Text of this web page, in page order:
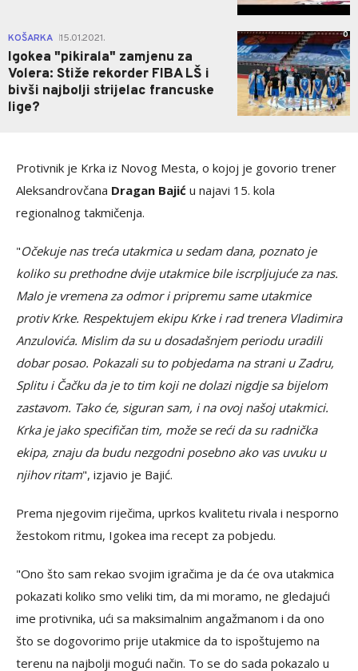
KOŠARKA 15.01.2021.
Igokea "pikirala" zamjenu za
Volera: Stiže rekorder FIBA LŠ i
bivši najbolji strijelac francuske
lige?
0
Protivnik je Krka iz Novog Mesta, o kojoj je govorio trener
Aleksandrovčana Dragan Bajić u najavi 15. kola
regionalnog takmičenja.
"Očekuje nas treća utakmica u sedam dana, poznato je
koliko su prethodne dvije utakmice bile iscrpljujuće za nas.
Malo je vremena za odmor i pripremu same utakmice
protiv Krke. Respektujem ekipu Krke i rad trenera Vladimira
Anzulovića. Mislim da su u dosadašnjem periodu uradili
dobar posao. Pokazali su to pobjedama na strani u Zadru,
Splitu i Čačku da je to tim koji ne dolazi nigdje sa bijelom
zastavom. Tako će, siguran sam, i na ovoj našoj utakmici.
Krka je jako specifičan tim, može se reći da su radnička
ekipa, znaju da budu nezgodni posebno ako vas uvuku u
njihov ritam", izjavio je Bajić.
Prema njegovim riječima, uprkos kvalitetu rivala i nesporno
žestokom ritmu, Igokea ima recept za pobjedu.
"Ono što sam rekao svojim igračima je da će ova utakmica
pokazati koliko smo veliki tim, da mi moramo, ne gledajući
ime protivnika, ući sa maksimalnim angažmanom i da ono
što se dogovorimo prije utakmice da to ispoštujemo na
terenu na najbolji mogući način. To se do sada pokazalo u